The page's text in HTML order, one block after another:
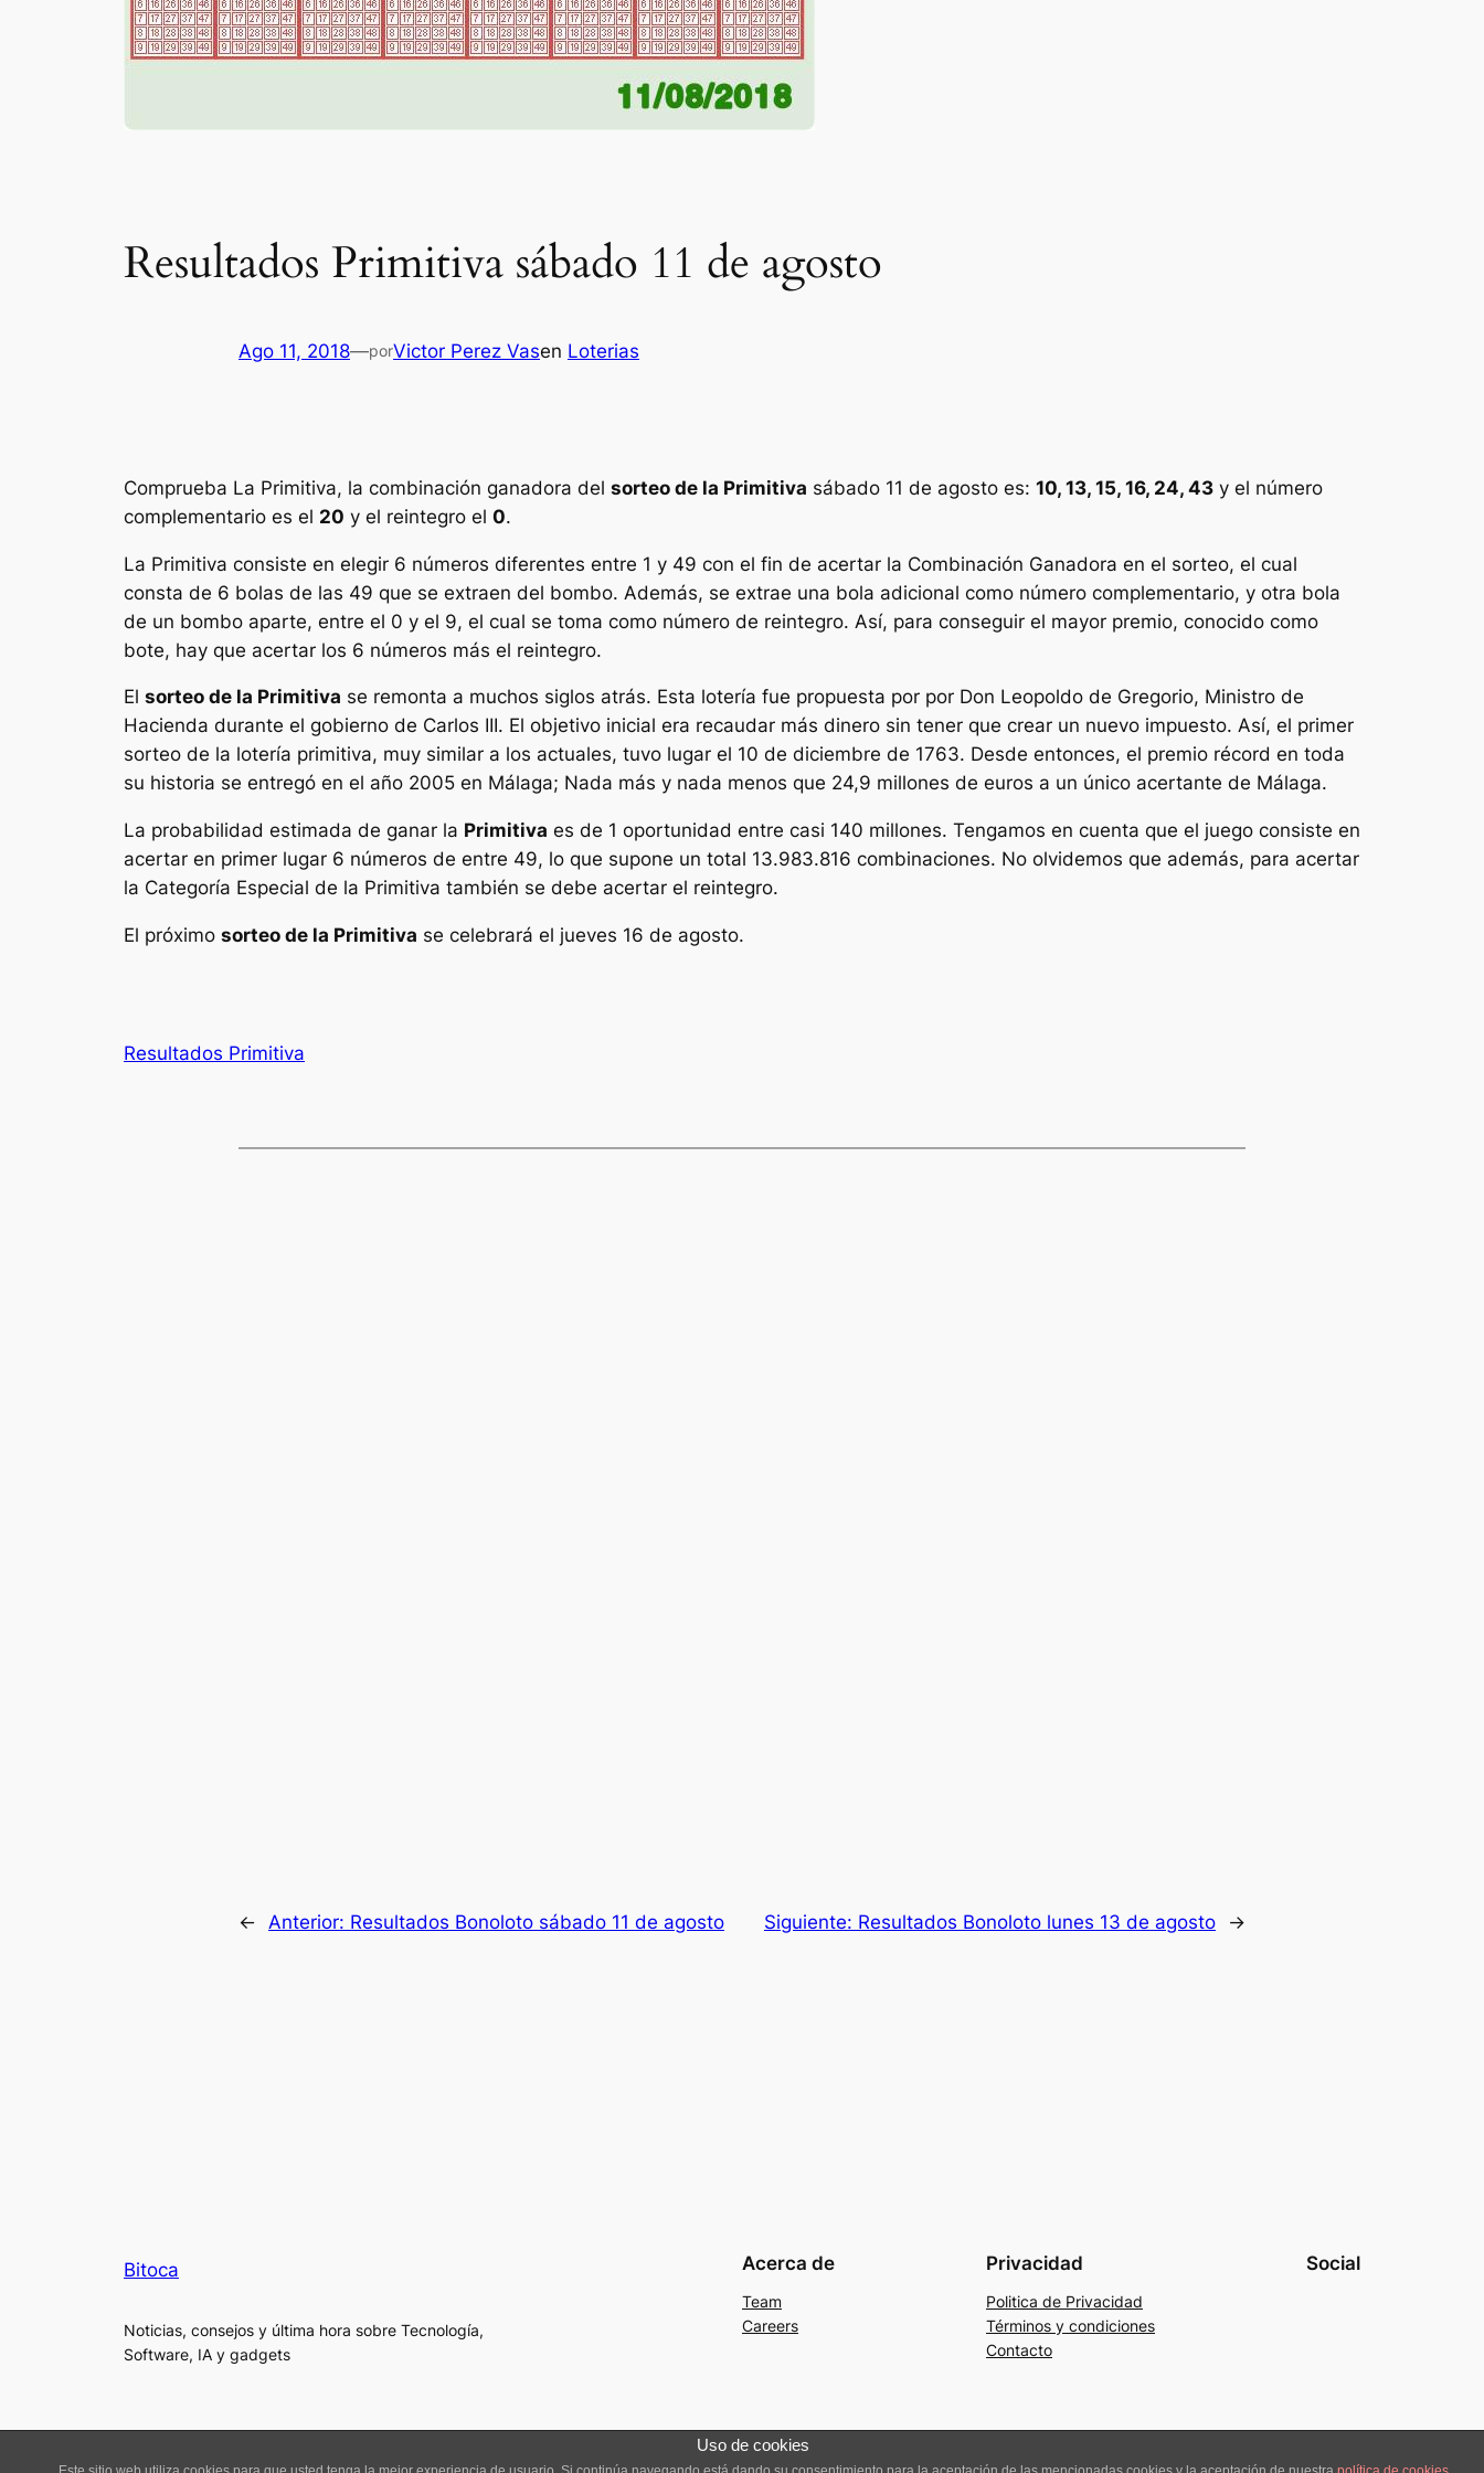
Resultados Primitiva sábado 11 de agosto
Ago 11, 2018—porVictor Perez Vasen Loterias
Comprueba La Primitiva, la combinación ganadora del sorteo de la Primitiva sábado 11 de agosto es: 10, 13, 15, 16, 24, 43 y el número
complementario es el 20 y el reintegro el 0.
La Primitiva consiste en elegir 6 números diferentes entre 1 y 49 con el fin de acertar la Combinación Ganadora en el sorteo, el cual
consta de 6 bolas de las 49 que se extraen del bombo. Además, se extrae una bola adicional como número complementario, y otra bola
de un bombo aparte, entre el 0 y el 9, el cual se toma como número de reintegro. Así, para conseguir el mayor premio, conocido como
bote, hay que acertar los 6 números más el reintegro.
El sorteo de la Primitiva se remonta a muchos siglos atrás. Esta lotería fue propuesta por por Don Leopoldo de Gregorio, Ministro de
Hacienda durante el gobierno de Carlos III. El objetivo inicial era recaudar más dinero sin tener que crear un nuevo impuesto. Así, el primer
sorteo de la lotería primitiva, muy similar a los actuales, tuvo lugar el 10 de diciembre de 1763. Desde entonces, el premio récord en toda
su historia se entregó en el año 2005 en Málaga; Nada más y nada menos que 24,9 millones de euros a un único acertante de Málaga.
La probabilidad estimada de ganar la Primitiva es de 1 oportunidad entre casi 140 millones. Tengamos en cuenta que el juego consiste en
acertar en primer lugar 6 números de entre 49, lo que supone un total 13.983.816 combinaciones. No olvidemos que además, para acertar
la Categoría Especial de la Primitiva también se debe acertar el reintegro.
El próximo sorteo de la Primitiva se celebrará el jueves 16 de agosto.
Resultados Primitiva
← Anterior: Resultados Bonoloto sábado 11 de agosto Siguiente: Resultados Bonoloto lunes 13 de agosto →
Bitoca
Noticias, consejos y última hora sobre Tecnología,
Software, IA y gadgets
Acerca de
Team
Careers
Privacidad
Politica de Privacidad
Términos y condiciones
Contacto
Social
Uso de cookies